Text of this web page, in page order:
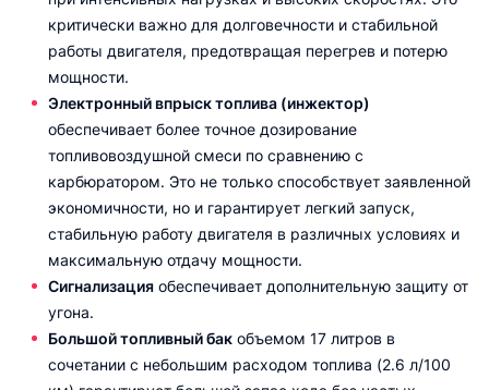
критически важно для долговечности и стабильной
работы двигателя, предотвращая перегрев и потерю
мощности.
Электронный впрыск топлива (инжектор)
обеспечивает более точное дозирование
топливовоздушной смеси по сравнению с
карбюратором. Это не только способствует заявленной
экономичности, но и гарантирует легкий запуск,
стабильную работу двигателя в различных условиях и
максимальную отдачу мощности.
Сигнализация обеспечивает дополнительную защиту от
угона.
Большой топливный бак объемом 17 литров в
сочетании с небольшим расходом топлива (2.6 л/100